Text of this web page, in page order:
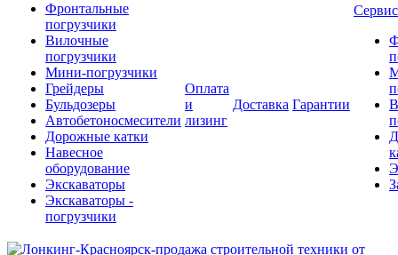
Фронтальные
погрузчики
Вилочные
погрузчики
Мини-погрузчики
Грейдеры
Бульдозеры
Автобетоносмесители
Дорожные катки
Навесное
оборудование
Экскаваторы
Экскаваторы -
погрузчики
Оплата
и
лизинг
Доставка Гарантии